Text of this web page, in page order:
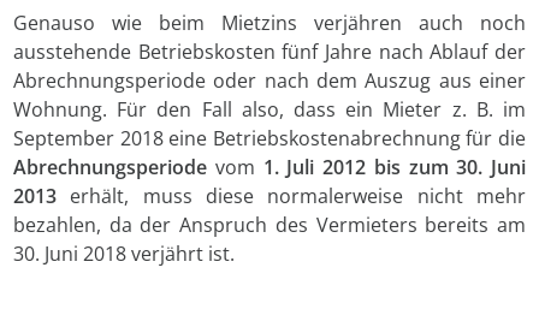
Genauso wie beim Mietzins verjähren auch noch
ausstehende Betriebskosten fünf Jahre nach Ablauf der
Abrechnungsperiode oder nach dem Auszug aus einer
Wohnung. Für den Fall also, dass ein Mieter z. B. im
September 2018 eine Betriebskostenabrechnung für die
Abrechnungsperiode vom 1. Juli 2012 bis zum 30. Juni
2013 erhält, muss diese normalerweise nicht mehr
bezahlen, da der Anspruch des Vermieters bereits am
30. Juni 2018 verjährt ist.